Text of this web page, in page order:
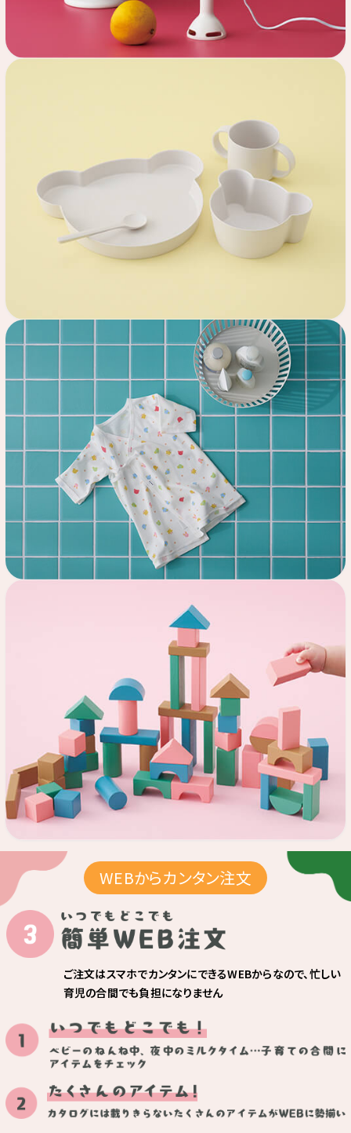
WEBからカンタン注文
いつでもどこでも簡単WEB注文
ご注文はスマホでカンタンにできるWEBからなので、忙しい
育児の合間でも負担になりません